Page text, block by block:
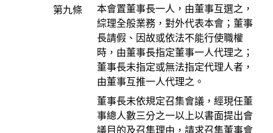
第九條
本會置董事長一人，由董事互選之，
綜理全般業務，對外代表本會；董事
長請假、因故或依法不能行使職權
時，由董事長指定董事一人代理之；
董事長未指定或無法指定代理人者，
由董事互推一人代理之。
董事長未依規定召集會議，經現任董
事總人數三分之一以上以書面提出會
議目的及召集理由，請求召集董事會